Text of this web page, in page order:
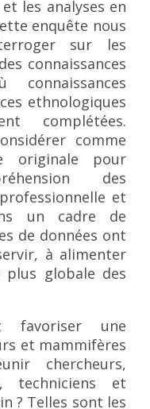
les analyses en
enquête nous
sur les
connaissances
ethnologiques
complétées.
comme
originale pour
des
et
un cadre de
de données ont
à alimenter
plus globale des
favoriser une
et mammifères
chercheurs,
techniciens et
? Telles sont les